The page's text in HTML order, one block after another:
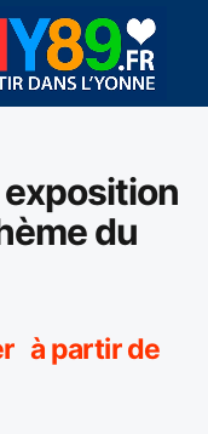
du
à partir de